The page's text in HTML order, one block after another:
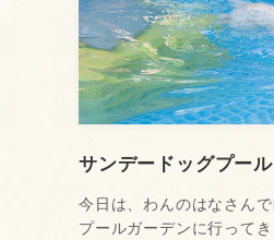
サンデードッグプー
今日は、わんのはなさん
プールガーデンに行って